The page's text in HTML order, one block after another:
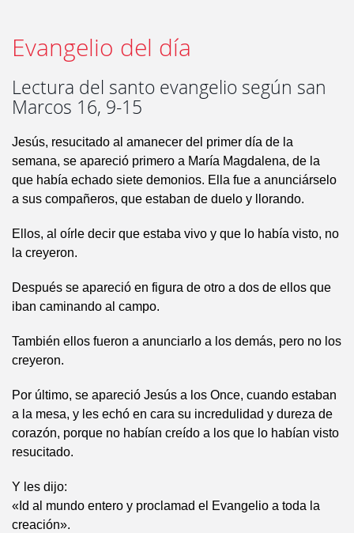
Evangelio del día
Lectura del santo evangelio según san
Marcos 16, 9-15
Jesús, resucitado al amanecer del primer día de la
semana, se apareció primero a María Magdalena, de la
que había echado siete demonios. Ella fue a anunciárselo
a sus compañeros, que estaban de duelo y llorando.
Ellos, al oírle decir que estaba vivo y que lo había visto, no
la creyeron.
Después se apareció en figura de otro a dos de ellos que
iban caminando al campo.
También ellos fueron a anunciarlo a los demás, pero no los
creyeron.
Por último, se apareció Jesús a los Once, cuando estaban
a la mesa, y les echó en cara su incredulidad y dureza de
corazón, porque no habían creído a los que lo habían visto
resucitado.
Y les dijo:
«Id al mundo entero y proclamad el Evangelio a toda la
creación».